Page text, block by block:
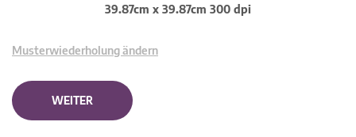
39.87cm x 39.87cm 300 dpi
Musterwiederholung ändern
WEITER